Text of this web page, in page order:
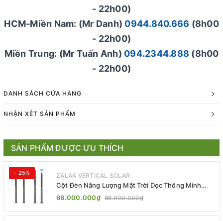
- 22h00)
HCM-Miền Nam: (Mr Danh) 0944.840.666 (8h00
- 22h00)
Miền Trung: (Mr Tuấn Anh) 094.2344.888 (8h00
- 22h00)
DANH SÁCH CỬA HÀNG
NHẬN XÉT SẢN PHẨM
SẢN PHẨM ĐƯỢC ƯU THÍCH
- 25% ZALAA VERTICAL SOLAR
Cột Đèn Năng Lượng Mặt Trời Dọc Thông Minh
ZSR-YYDS-360 | ZALAA Jsc
66.000.000₫ 88.000.000₫